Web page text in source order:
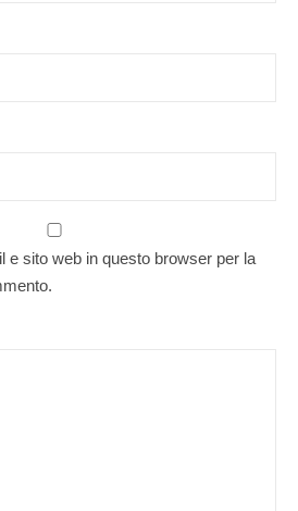
e sito web in questo browser per la